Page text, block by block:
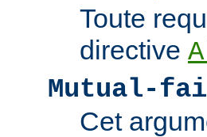
Toute
directive
Mutual-
Cet